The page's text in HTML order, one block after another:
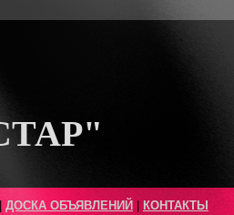
ДОСКА ОБЪЯВЛЕНИЙ КОНТАКТЫ